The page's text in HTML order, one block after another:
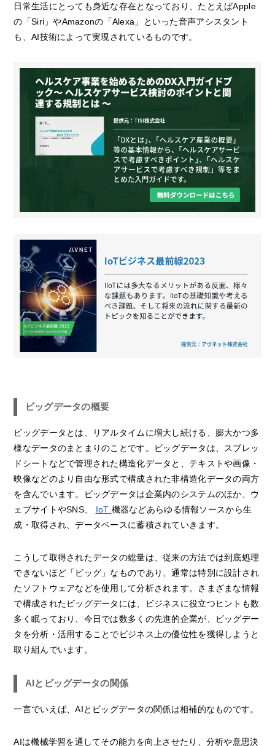
日常生活にとっても身近な存在となっており、たとえばApple
の「Siri」やAmazonの「Alexa」といった音声アシスタント
も、AI技術によって実現されているものです。
ビッグデータの概要
ビッグデータとは、リアルタイムに増大し続ける、膨大かつ多
様なデータのまとまりのことです。ビッグデータは、スブレッ
ドシートなどで管理された構造化データと、テキストや画像・
映像などのより自由な形式で構成された非構造化データの両方
を含んでいます。ビッグデータは企業内のシステムのほか、ウ
ェブサイトやSNS、 IoT 機器などあらゆる情報ソースから生
成・取得され、データベースに蓄積されていきます。
こうして取得されたデータの総量は、従来の方法では到底処理
できないほど「ビッグ」なものであり、通常は特別に設計され
たソフトウェアなどを使用して分析されます。さまざまな情報
で構成されたビッグデータには、ビジネスに役立つヒントも数
多く眠っており、今日では数多くの先進的企業が、ビッグデー
タを分析・活用することでビジネス上の優位性を獲得しようと
取り組んでいます。
AIとビッグデータの関係
一言でいえば、AIとビッグデータの関係は相補的なものです。
AIは機械学習を通してその能力を向上させたり、分析や意思決